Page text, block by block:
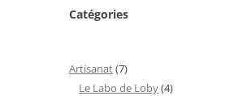
Catégories
Artisanat(7)
Le Labo de Loby(4)